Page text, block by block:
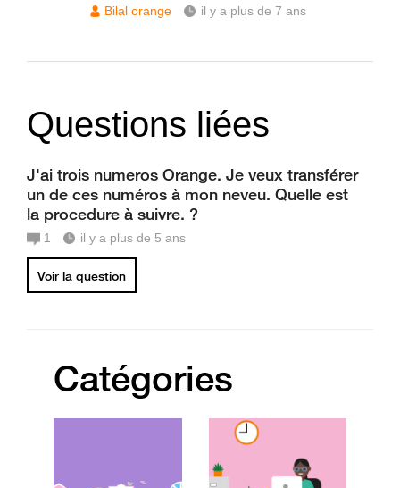
Bilal orange il y a plus de 7 ans
Questions liées
J'ai trois numeros Orange. Je veux transférer
un de ces numéros à mon neveu. Quelle est
la procedure à suivre. ?
1 il y a plus de 5 ans
Voir la question
Catégories